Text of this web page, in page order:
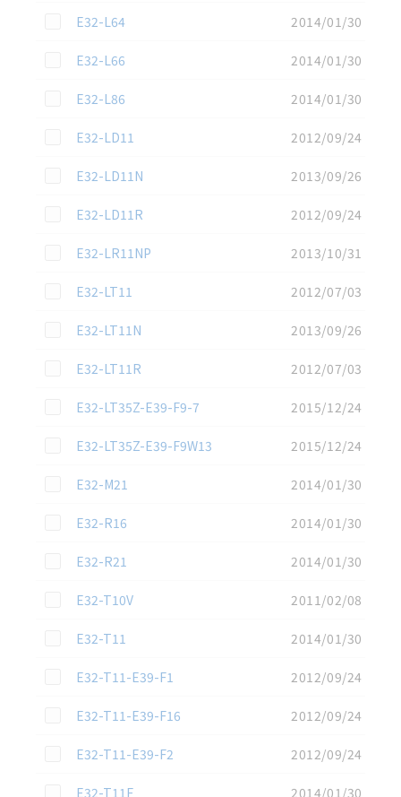
この資料を選択
E32-L64
2014/01/30
この資料を選択
E32-L66
2014/01/30
この資料を選択
E32-L86
2014/01/30
この資料を選択
E32-LD11
2012/09/24
この資料を選択
E32-LD11N
2013/09/26
この資料を選択
E32-LD11R
2012/09/24
この資料を選択
E32-LR11NP
2013/10/31
この資料を選択
E32-LT11
2012/07/03
この資料を選択
E32-LT11N
2013/09/26
この資料を選択
E32-LT11R
2012/07/03
この資料を選択
E32-LT35Z-E39-F9-7
2015/12/24
この資料を選択
E32-LT35Z-E39-F9W13
2015/12/24
この資料を選択
E32-M21
2014/01/30
この資料を選択
E32-R16
2014/01/30
この資料を選択
E32-R21
2014/01/30
この資料を選択
E32-T10V
2011/02/08
この資料を選択
E32-T11
2014/01/30
この資料を選択
E32-T11-E39-F1
2012/09/24
この資料を選択
E32-T11-E39-F16
2012/09/24
この資料を選択
E32-T11-E39-F2
2012/09/24
この資料を選択
E32-T11F
2014/01/30